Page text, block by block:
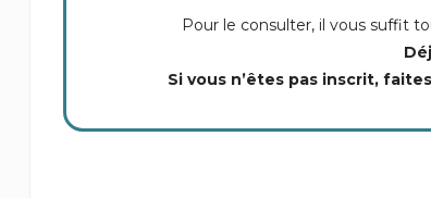
Pour le consulter, il vous suffit
Si vous n’êtes pas inscrit,